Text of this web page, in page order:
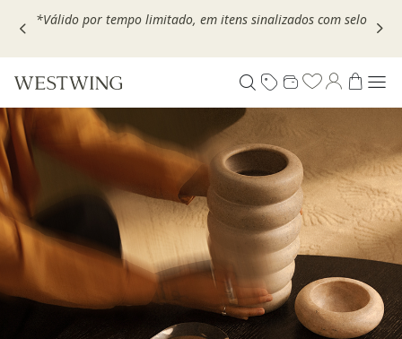
Escolha seu VOUCHER e ganhe até 30% OFF*: useMOVEL30,